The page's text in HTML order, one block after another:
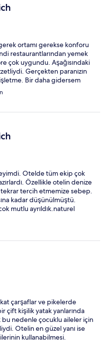
ortamı gerekse konforu
restaurantlarından yemek
çok uygundu. Aşağısındaki
Gerçekten paranızın
Bir daha gidersem
Otelde tüm ekip çok
Özellikle otelin denize
tekrar tercih etmemize sebep.
kadar düşünülmüştü.
mutlu ayrıldık.naturel
çarşaflar ve pikelerde
çift kişilik yatak yanlarında
bu nedenle çocuklu aileler için
Otelin en güzel yanı ise
kullanabilmesi.